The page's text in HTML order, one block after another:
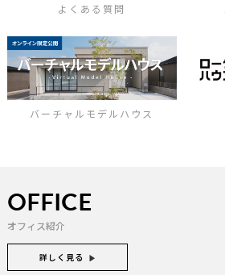
よくある質問
バーチャルモデルハウス
OFFICE
オフィス紹介
詳しく見る